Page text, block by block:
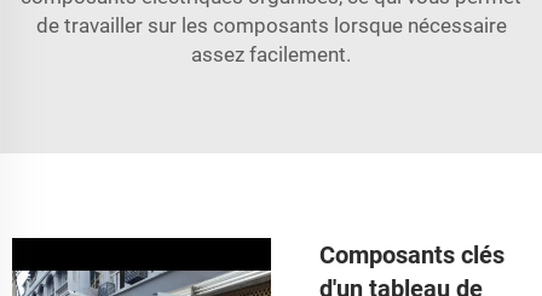
de travailler sur les composants lorsque nécessaire
assez facilement.
Composants clés
d'un tableau de